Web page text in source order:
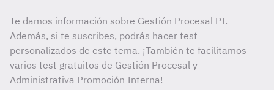
Te damos información sobre Gestión Procesal PI.
Además, si te suscribes, podrás hacer test
personalizados de este tema. ¡También te facilitamos
varios test gratuitos de Gestión Procesal y
Administrativa Promoción Interna!